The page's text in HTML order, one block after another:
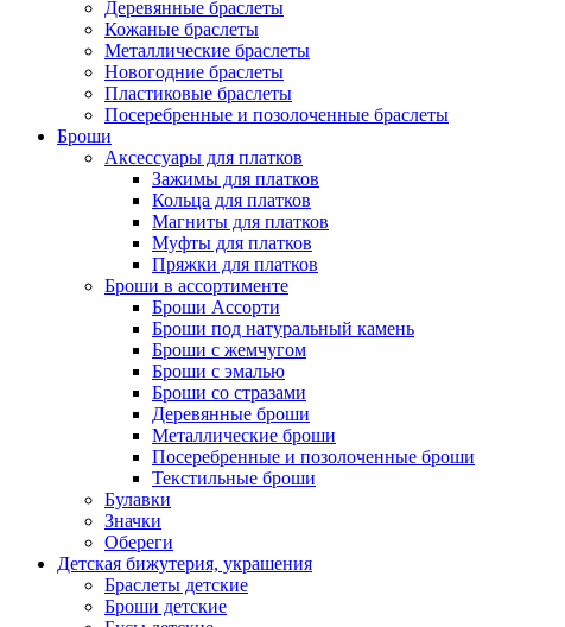
Деревянные браслеты
Кожаные браслеты
Металлические браслеты
Новогодние браслеты
Пластиковые браслеты
Посеребренные и позолоченные браслеты
Броши
Аксессуары для платков
Зажимы для платков
Кольца для платков
Магниты для платков
Муфты для платков
Пряжки для платков
Броши в ассортименте
Броши Ассорти
Броши под натуральный камень
Броши с жемчугом
Броши с эмалью
Броши со стразами
Деревянные броши
Металлические броши
Посеребренные и позолоченные броши
Текстильные броши
Булавки
Значки
Обереги
Детская бижутерия, украшения
Браслеты детские
Броши детские